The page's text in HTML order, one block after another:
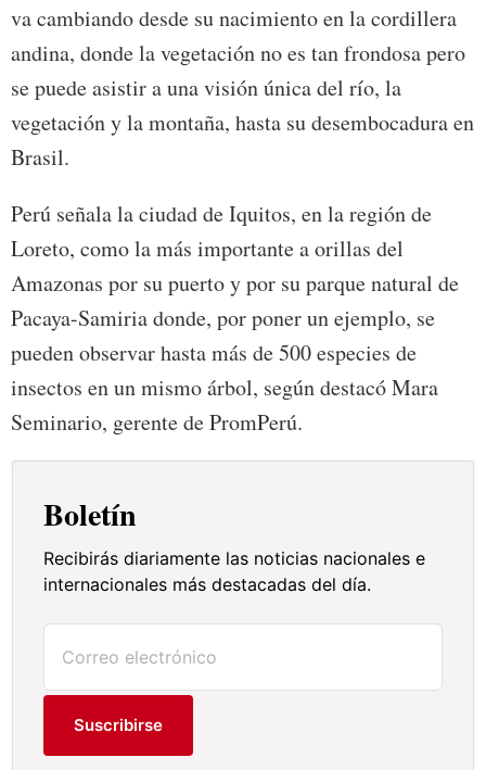
va cambiando desde su nacimiento en la cordillera
andina, donde la vegetación no es tan frondosa pero
se puede asistir a una visión única del río, la
vegetación y la montaña, hasta su desembocadura en
Brasil.
Perú señala la ciudad de Iquitos, en la región de
Loreto, como la más importante a orillas del
Amazonas por su puerto y por su parque natural de
Pacaya-Samiria donde, por poner un ejemplo, se
pueden observar hasta más de 500 especies de
insectos en un mismo árbol, según destacó Mara
Seminario, gerente de PromPerú.
Boletín
Recibirás diariamente las noticias nacionales e
internacionales más destacadas del día.
Suscribirse